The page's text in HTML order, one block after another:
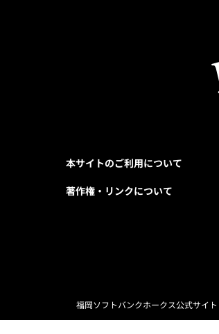
本サイトのご利用について
著作権・リンクについて
福岡ソフトバンクホークス公式サイト